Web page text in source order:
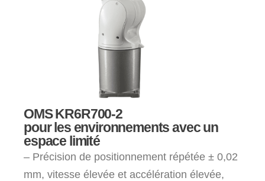
OMS KR6R700-2
pour les environnements avec un
espace limité
– Précision de positionnement répétée ± 0,02
mm, vitesse élevée et accélération élevée,